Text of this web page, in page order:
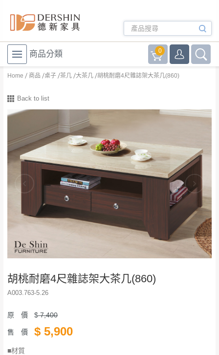
商品分類 0
Home 商品 桌子 茶几 大茶几 胡桃耐磨4尺雜誌架大茶几(860)
Back to list
胡桃耐磨4尺雜誌架大茶几(860)
A003.763-5.26
原 價 $7,400
售 價 $ 5,900
■材質